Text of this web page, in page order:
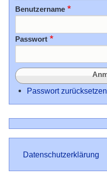
Benutzername
Passwort
Passwort zurücksetzen
Datenschutz
Datenschutzerklärung